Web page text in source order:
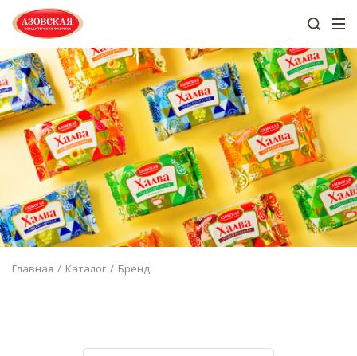
Главная Каталог Бренд